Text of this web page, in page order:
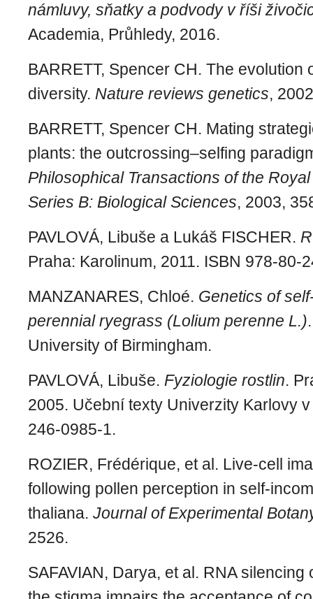
námluvy, sňatky a podvody v říši
Academia, Průhledy, 2016.
BARRETT, Spencer CH. The evolution
diversity. Nature reviews genetics,
BARRETT, Spencer CH. Mating
plants: the outcrossing–selfing
Philosophical Transactions of the
Series B: Biological Sciences, 2003,
PAVLOVÁ, Libuše a Lukáš FISCHER.
Praha: Karolinum, 2011. ISBN 978-80-
MANZANARES, Chloé. Genetics of
perennial ryegrass (Lolium perenne L.)
University of Birmingham.
PAVLOVÁ, Libuše. Fyziologie rostlin.
2005. Učební texty Univerzity Karlovy
246-0985-1.
ROZIER, Frédérique, et al. Live-cell
following pollen perception in self-
thaliana. Journal of Experimental
2526.
SAFAVIAN, Darya, et al. RNA